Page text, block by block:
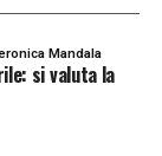
NEWS
Mandala
si valuta la